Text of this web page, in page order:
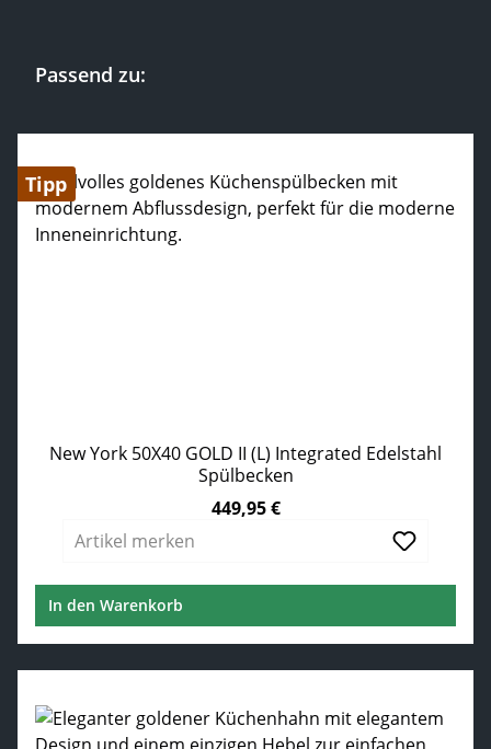
Passend zu:
Tipp
New York 50X40 GOLD II (L) Integrated Edelstahl
Spülbecken
449,95 €
Artikel merken
In den Warenkorb